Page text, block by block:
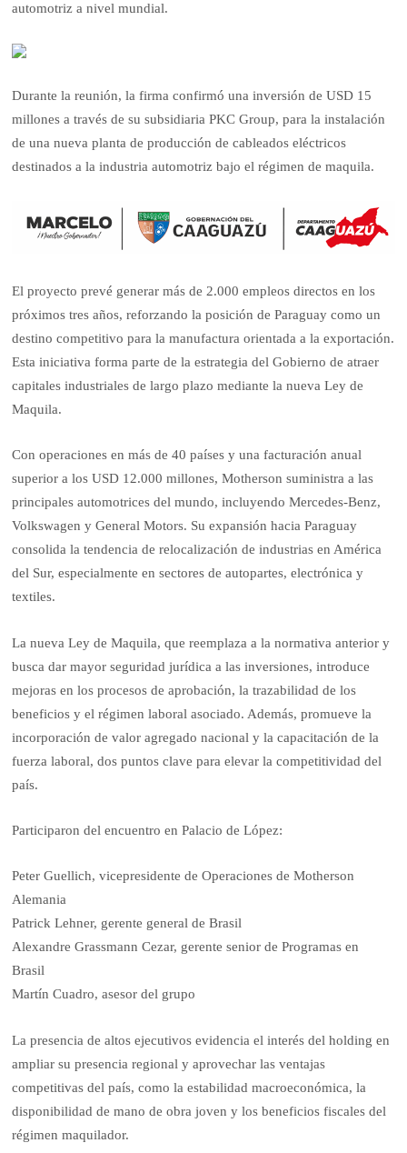
automotriz a nivel mundial.
Durante la reunión, la firma confirmó una inversión de USD 15
millones a través de su subsidiaria PKC Group, para la instalación
de una nueva planta de producción de cableados eléctricos
destinados a la industria automotriz bajo el régimen de maquila.
El proyecto prevé generar más de 2.000 empleos directos en los
próximos tres años, reforzando la posición de Paraguay como un
destino competitivo para la manufactura orientada a la exportación.
Esta iniciativa forma parte de la estrategia del Gobierno de atraer
capitales industriales de largo plazo mediante la nueva Ley de
Maquila.
Con operaciones en más de 40 países y una facturación anual
superior a los USD 12.000 millones, Motherson suministra a las
principales automotrices del mundo, incluyendo Mercedes-Benz,
Volkswagen y General Motors. Su expansión hacia Paraguay
consolida la tendencia de relocalización de industrias en América
del Sur, especialmente en sectores de autopartes, electrónica y
textiles.
La nueva Ley de Maquila, que reemplaza a la normativa anterior y
busca dar mayor seguridad jurídica a las inversiones, introduce
mejoras en los procesos de aprobación, la trazabilidad de los
beneficios y el régimen laboral asociado. Además, promueve la
incorporación de valor agregado nacional y la capacitación de la
fuerza laboral, dos puntos clave para elevar la competitividad del
país.
Participaron del encuentro en Palacio de López:
Peter Guellich, vicepresidente de Operaciones de Motherson
Alemania
Patrick Lehner, gerente general de Brasil
Alexandre Grassmann Cezar, gerente senior de Programas en
Brasil
Martín Cuadro, asesor del grupo
La presencia de altos ejecutivos evidencia el interés del holding en
ampliar su presencia regional y aprovechar las ventajas
competitivas del país, como la estabilidad macroeconómica, la
disponibilidad de mano de obra joven y los beneficios fiscales del
régimen maquilador.